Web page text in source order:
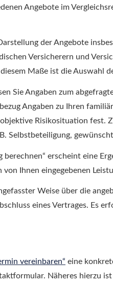
Angebote im
der Angebote
Versicherern und
Maße ist die Auswahl
Sie Angaben zum
Angaben zu Ihren
Risikosituation fest.
Selbstbeteiligung,
erscheint eine
Ihnen eingegebenen
Weise über die
eines Vertrages. Es
ver­ein­baren“ eine
Näheres hierzu ist